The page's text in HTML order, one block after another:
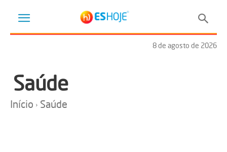
8 de agosto de 2026
Saúde
Início Saúde